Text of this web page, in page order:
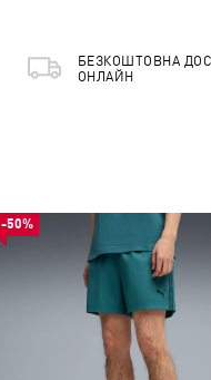
БЕЗКОШТОВНА
ОНЛАЙН
-50%